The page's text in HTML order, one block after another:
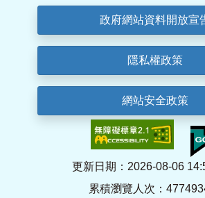
政府網站資料開放宣
隱私權政策
網站安全政策
更新日期：2026-08-06
累積瀏覽人次：